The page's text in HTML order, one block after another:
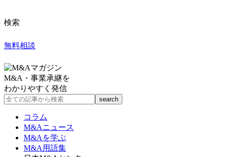
検索
無料相談
M&A・事業承継を
わかりやすく発信
コラム
M&Aニュース
M&Aを学ぶ
M&A用語集